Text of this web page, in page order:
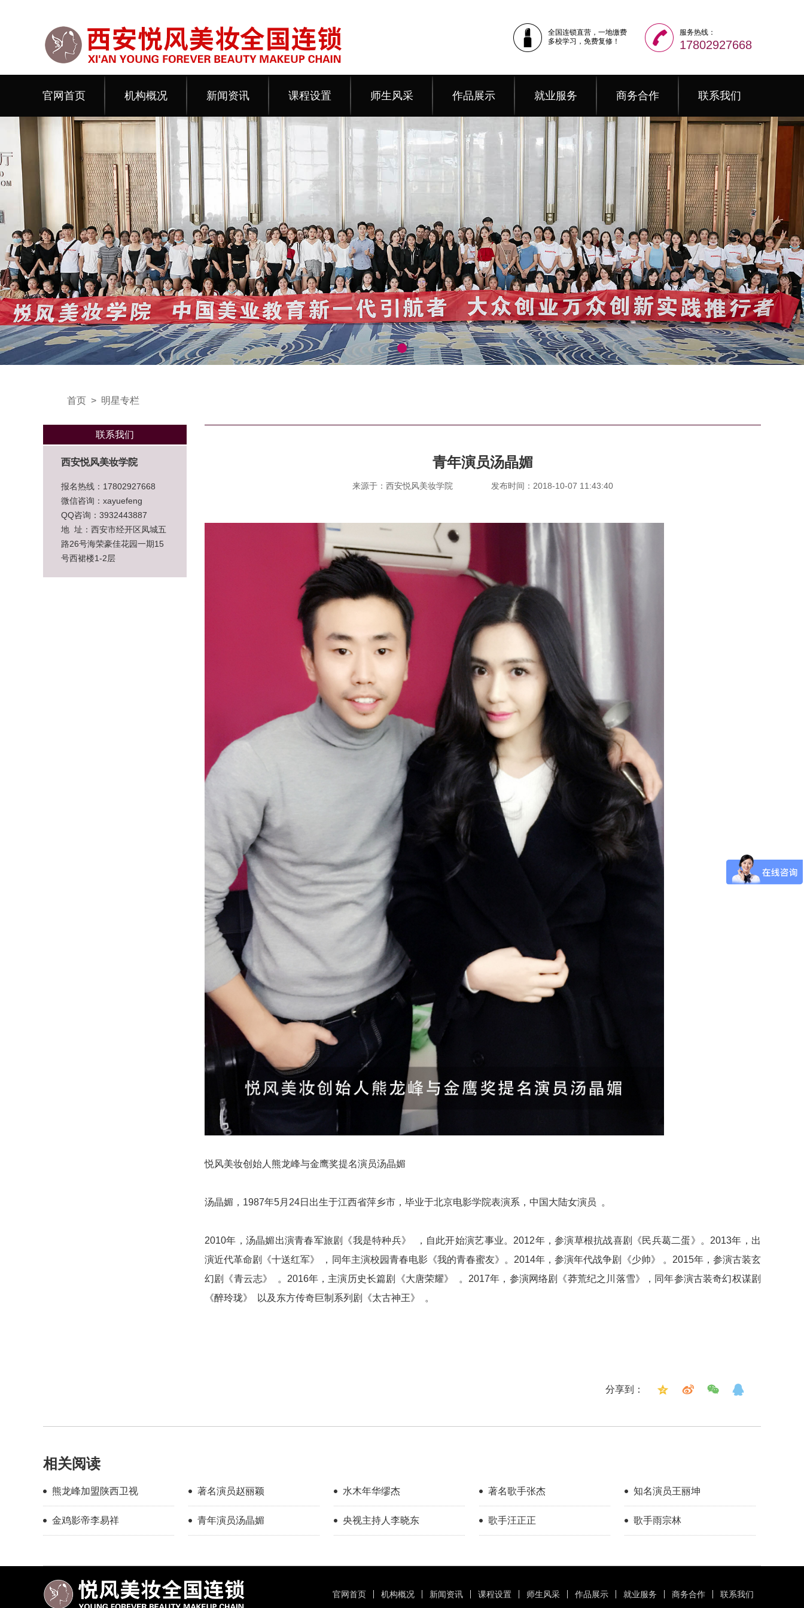
全国连锁直营，一地缴费
多校学习，免费复修！
服务热线：
17802927668
官网首页 机构概况 新闻资讯 课程设置 师生风采 作品展示 就业服务 商务合作 联系我们
首页 > 明星专栏
联系我们
西安悦风美妆学院
报名热线：17802927668
微信咨询：xayuefeng
QQ咨询：3932443887
地 址：西安市经开区凤城五
路26号海荣豪佳花园一期15
号西裙楼1-2层
青年演员汤晶媚
来源于：西安悦风美妆学院 发布时间：2018-10-07 11:43:40
悦风美妆创始人熊龙峰与金鹰奖提名演员汤晶媚
汤晶媚，1987年5月24日出生于江西省萍乡市，毕业于北京电影学院表演系，中国大陆女演员 。
2010年，汤晶媚出演青春军旅剧《我是特种兵》 ，自此开始演艺事业。2012年，参演草根抗战喜剧《民兵葛二蛋》。2013年，出
演近代革命剧《十送红军》 ，同年主演校园青春电影《我的青春蜜友》。2014年，参演年代战争剧《少帅》 。2015年，参演古装玄
幻剧《青云志》 。2016年，主演历史长篇剧《大唐荣耀》 。2017年，参演网络剧《莽荒纪之川落雪》，同年参演古装奇幻权谋剧
《醉玲珑》 以及东方传奇巨制系列剧《太古神王》 。
分享到：
相关阅读
熊龙峰加盟陕西卫视 著名演员赵丽颖 水木年华缪杰 著名歌手张杰 知名演员王丽坤
金鸡影帝李易祥 青年演员汤晶媚 央视主持人李晓东 歌手汪正正 歌手雨宗林
官网首页 机构概况 新闻资讯 课程设置 师生风采 作品展示 就业服务 商务合作 联系我们